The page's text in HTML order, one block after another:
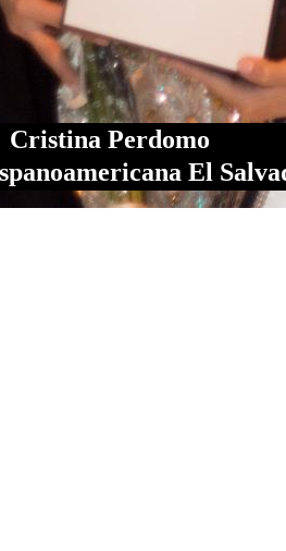
Cristina Perdomo
El